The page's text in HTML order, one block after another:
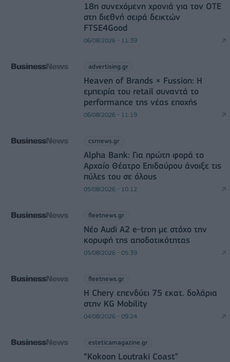
18η συνεχόμενη χρονιά για τον ΟΤΕ
στη διεθνή σειρά δεικτών
FTSE4Good
06/08/2026 - 11:39
advertising.gr
Heaven of Brands × Fussion: Η
εμπειρία του retail συναντά το
performance της νέας εποχής
06/08/2026 - 11:19
csrnews.gr
Alpha Bank: Για πρώτη φορά το
Αρχαίο Θέατρο Επιδαύρου άνοιξε τις
πύλες του σε όλους
05/08/2026 - 10:12
fleetnews.gr
Νέο Audi A2 e-tron με στόχο την
κορυφή της αποδοτικότητας
05/08/2026 - 05:39
fleetnews.gr
Η Chery επενδύει 75 εκατ. δολάρια
στην KG Mobility
04/08/2026 - 09:24
esteticamagazine.gr
“Kokoon Loutraki Coast”